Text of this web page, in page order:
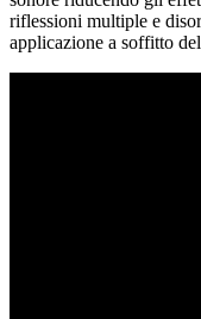
riflessioni multiple e
applicazione a soffitto